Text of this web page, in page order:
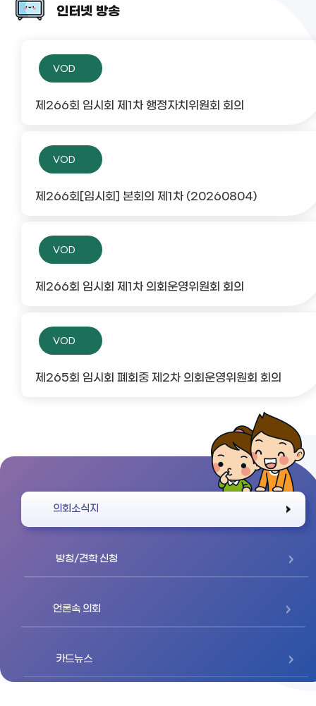
인터넷 방송
VOD
제266회 임시회 제1차 행정자치위원회 회의
VOD
제266회[임시회] 본회의 제1차 (20260804)
VOD
제266회 임시회 제1차 의회운영위원회 회의
VOD
제265회 임시회 폐회중 제2차 의회운영위원회 회의
의회소식지
방청/견학 신청
언론속 의회
카드뉴스